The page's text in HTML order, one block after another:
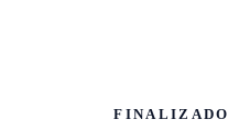
FINALIZADO